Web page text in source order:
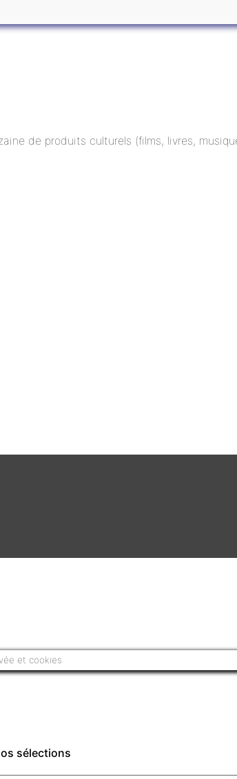
de produits culturels (films, livres,
et cookies
sélections